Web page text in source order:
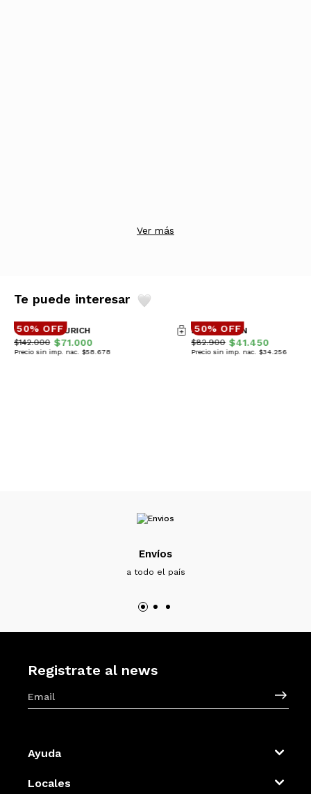
Ver más
Te puede interesar
50% OFF
CAMPERA ZURICH
$142.000 $71.000
Precio sin imp. nac. $58.678
50% OFF
BUZO URBAN
$82.900 $41.450
Precio sin imp. nac. $34.256
Envíos
a todo el país
Registrate al news
Ayuda
Locales